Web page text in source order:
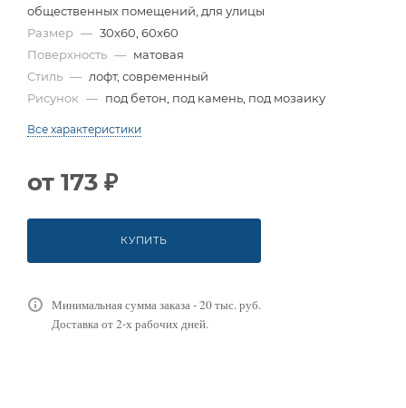
общественных помещений, для улицы
Размер — 30x60, 60x60
Поверхность — матовая
Стиль — лофт, современный
Рисунок — под бетон, под камень, под мозаику
Все характеристики
от 173 ₽
КУПИТЬ
Минимальная сумма заказа - 20 тыс. руб.
Доставка от 2-х рабочих дней.